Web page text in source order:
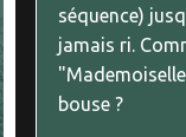
séquence)
jamais ri.
bouse ?